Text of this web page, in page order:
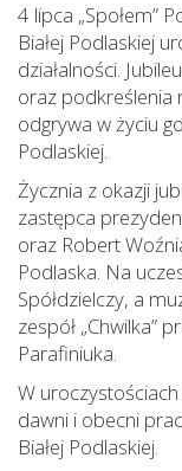
4 lipca „Społem”
Białej Podlaskiej
działalności.
oraz podkreślenia
odgrywa w życiu
Podlaskiej.
Życznia z okazji
zastępca
oraz Robert
Podlaska. Na
Spółdzielczy, a
zespół „Chwilka”
Parafiniuka.
W uroczystościach
dawni i obecni
Białej Podlaskiej.